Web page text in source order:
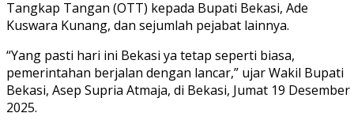
Tangkap Tangan (OTT) kepada Bupati Bekasi, Ade
Kuswara Kunang, dan sejumlah pejabat lainnya.
“Yang pasti hari ini Bekasi ya tetap seperti biasa,
pemerintahan berjalan dengan lancar,” ujar Wakil Bupati
Bekasi, Asep Supria Atmaja, di Bekasi, Jumat 19 Desember
2025.